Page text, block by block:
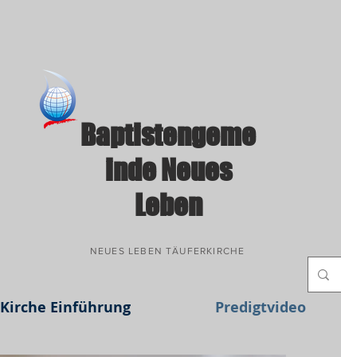
Baptistengeme
inde Neues
Leben
NEUES LEBEN TÄUFERKIRCHE
Kirche Einführung Predigtvideo